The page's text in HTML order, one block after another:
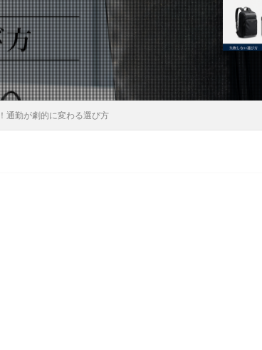
通勤が劇的に変わる選び方